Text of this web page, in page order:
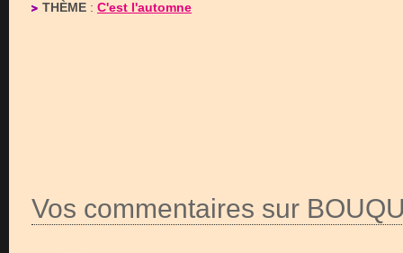
THÈME : C'est l'automne
Vos commentaires sur